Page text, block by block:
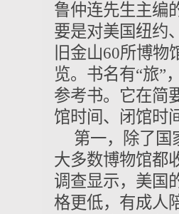
鲁仲连先生主编
要是对美国纽约
旧金山60所博
览。书名有“旅”
参考书。它在简
馆时间、闭馆时
第一，除了国
大多数博物馆都
调查显示，美国
格更低，有成人